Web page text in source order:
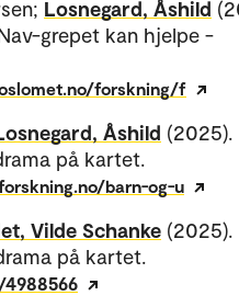
Losnegard, Åshild
grepet kan hjelpe -
forskning/f
Åshild (2025).
på kartet.
barn-og-u
Vilde Schanke (2025).
på kartet.
4988566